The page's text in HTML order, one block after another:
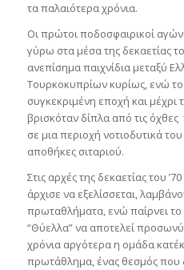
τα παλαιότερα χρόνια.
Οι πρώτοι ποδοσφαιρικοί
γύρω στα μέσα της δεκαετίας
ανεπίσημα παιχνίδια μεταξύ
Τουρκοκυπρίων κυρίως, ενώ το
συγκεκριμένη εποχή και μέχρι
βρισκόταν δίπλα από τις
σε μια περιοχή νοτιοδυτικά
αποθήκες σιταριού.
Στις αρχές της δεκαετίας του
άρχισε να εξελίσσεται,
πρωταθλήματα, ενώ παίρνει
“Θύελλα” να αποτελεί
χρόνια αργότερα η ομάδα
πρωτάθλημα, ένας θεσμός που